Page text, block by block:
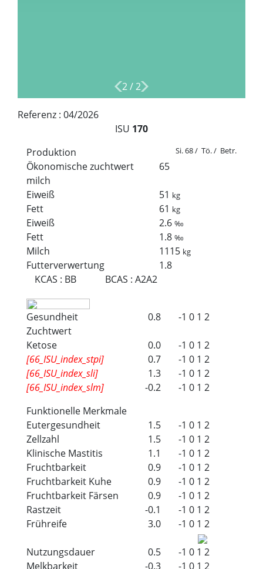
2/2
Referenz : 04/2026
ISU 170
Produktion
Si. 68 / Tö. / Betr.
Ökonomische zuchtwert
milch
65
Eiweiß 51 kg
Fett 61 kg
Eiweiß 2.6‰
Fett 1.8‰
Milch 1115 kg
Futterverwertung
1.8
KCAS : BB BCAS :A2A2
Gesundheit
Zuchtwert
0.8 -1 0 1 2
Ketose 0.0 -1 0 1 2
[66_ISU_index_stpi]
0.7 -1 0 1 2
[66_ISU_index_sli]
1.3 -1 0 1 2
[66_ISU_index_slm]
-0.2 -1 0 1 2
Funktionelle Merkmale
Eutergesundheit
1.5 -1 0 1 2
Zellzahl
1.5 -1 0 1 2
Klinische Mastitis
1.1 -1 0 1 2
Fruchtbarkeit
0.9 -1 0 1 2
Fruchtbarkeit Kuhe
0.9 -1 0 1 2
Fruchtbarkeit Färsen
0.9 -1 0 1 2
Rastzeit
-0.1 -1 0 1 2
Frühreife
3.0 -1 0 1 2
Nutzungsdauer 0.5 -1 0 1 2
Melkbarkeit
-0.3 -1 0 1 2